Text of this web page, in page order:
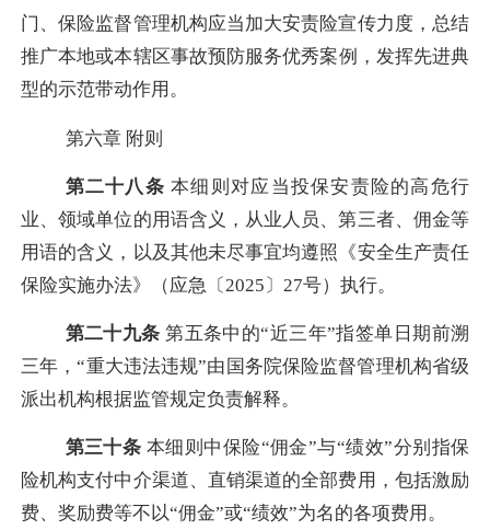
门、保险监督管理机构应当加大安责险宣传力度，总结
推广本地或本辖区事故预防服务优秀案例，发挥先进典
型的示范带动作用。
第六章 附则
第二十八条 本细则对应当投保安责险的高危行
业、领域单位的用语含义， 从业人员、第三者、佣金等
用语的含义，以及其他未尽事宜均遵照《安全生产责任
保险实施办法》（应急〔 2025〕27号）执行。
第二十九条 第五条中的“近三年”指签单日期前溯
三年，“重大违法违规”由国务院保险监督管理机构省级
派出机构根据监管规定负责解释。
第三十条 本细则中保险“佣金”与“绩效”分别指保
险机构支付中介渠道、 直销渠道的全部费用，包括激励
费、奖励费等不以“佣金”或“绩效”为名的各项费用。